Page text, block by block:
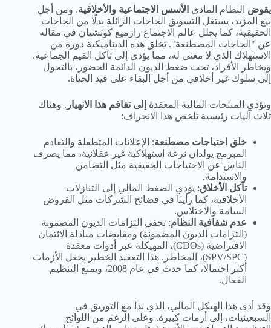
يقوض النظام المادي الأسس الاجتماعية والأخلاقية. ومن أجل
بيع المزيد، يستغل التسويق الحاجات الزائلة بدلًا من الحاجات
الحقيقية، كما يحلل عالم الاجتماع رازميغ كوتشيان في مقاله
عن "الحاجات المصطنعة". تخلق هذه الديناميكية دورة من
الاستهلاك الذي لا معنى له، مما يؤدي إلى تآكل القيم الجماعية.
ويخاطر الأفراد، تحت ضغط الديون الدائمة الحضور، بالتحول
إلى سلوك غير أخلاقي من أجل البقاء على قيد الحياة.
وتؤدي المنتجات المالية المعقدة إلى تفاقم هذا الانهيار . وهناك
ثلاث آليات رئيسية تلخص هذا الانجراف:
خلق احتياجات مصطنعة: الإعلانات المتطفلة والتقادم
المبرمج يولدان نزعة استهلاكية غير عقلانية، مما يصرف
الناس عن الاحتياجات الحقيقية مثل التضامن
والاستدامة.
تآكل الأخلاق: يؤدي الضغط المالي إلى التنازلات
الأخلاقية، كما رأينا في فضائح الشركات مثل القروض
السامة والاختلاس.
عدم شفافية النظام: تخفي التزامات الديون المضمونة
(التزامات الديون المضمونة) ومقايضات مبادلة الائتمان
الافتراضية (CDOs)، المهيكلة عبر أدوات معقدة
(SPV/SPC)، المخاطر. هذا التعقيد الخطير يجعل الأزمات
أكثر احتمالاً، كما حدث في عام 2008، ويمنع التنظيم
الفعال.
وقد أدى هذا الهيكل المالي، الذي بدأ مع التوريق في
السبعينيات، إلى أزمات كبيرة. وعلى الرغم من اللوائح